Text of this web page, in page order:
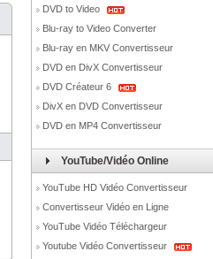
DVD to Video
Blu-ray to Video Converter
Blu-ray en MKV Convertisseur
DVD en DivX Convertisseur
DVD Créateur 6
DivX en DVD Convertisseur
DVD en MP4 Convertisseur
YouTube/Vidéo Online
YouTube HD Vidéo Convertisseur
Convertisseur Vidéo en Ligne
YouTube Vidéo Téléchargeur
Youtube Vidéo Convertisseur